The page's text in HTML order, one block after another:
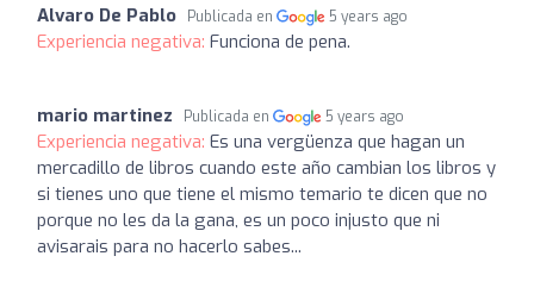
Alvaro De Pablo Publicada en 5 years ago
Experiencia negativa: Funciona de pena.
mario martinez Publicada en 5 years ago
Experiencia negativa: Es una vergüenza que hagan un
mercadillo de libros cuando este año cambian los libros y
si tienes uno que tiene el mismo temario te dicen que no
porque no les da la gana, es un poco injusto que ni
avisarais para no hacerlo sabes...